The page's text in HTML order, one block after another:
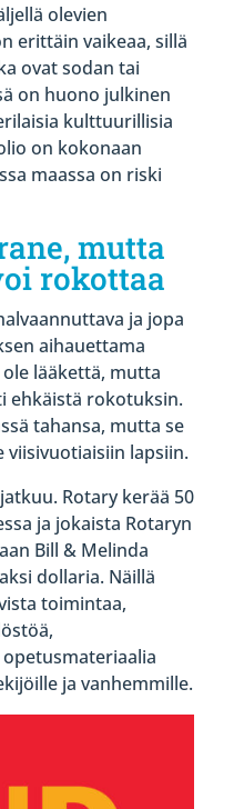
olevien
erittäin vaikeaa, sillä
ovat sodan tai
on huono julkinen
kulttuurillisia
on kokonaan
maassa on riski
mutta
rokottaa
ja jopa
aihauettama
lääkettä, mutta
ehkäistä rokotuksin.
tahansa, mutta se
viisivuotiaisiin lapsiin.
Rotary kerää 50
ja jokaista Rotaryn
Bill & Melinda
dollaria. Näillä
toimintaa,
ja vanhemmille.